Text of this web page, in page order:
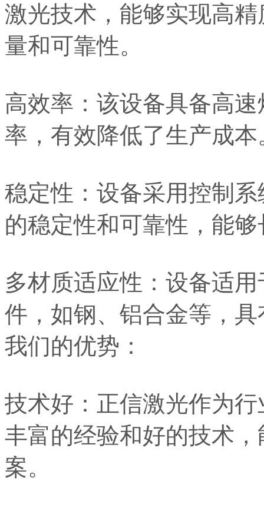
激光技术，能够实现高
量和可靠性。
高效率：该设备具备高
率，有效降低了生产成本
稳定性：设备采用控制
的稳定性和可靠性，能
多材质适应性：设备适
件，如钢、铝合金等，
我们的优势：
技术好：正信激光作为
丰富的经验和好的技术
案。